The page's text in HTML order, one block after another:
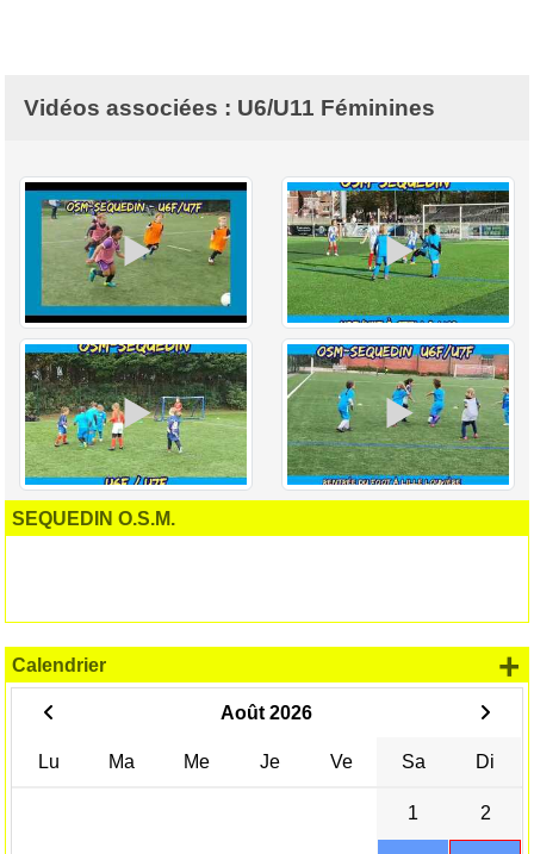
Vidéos associées : U6/U11 Féminines
SEQUEDIN O.S.M.
Calendrier
Août 2026
Lu Ma Me Je Ve Sa Di
1 2
+